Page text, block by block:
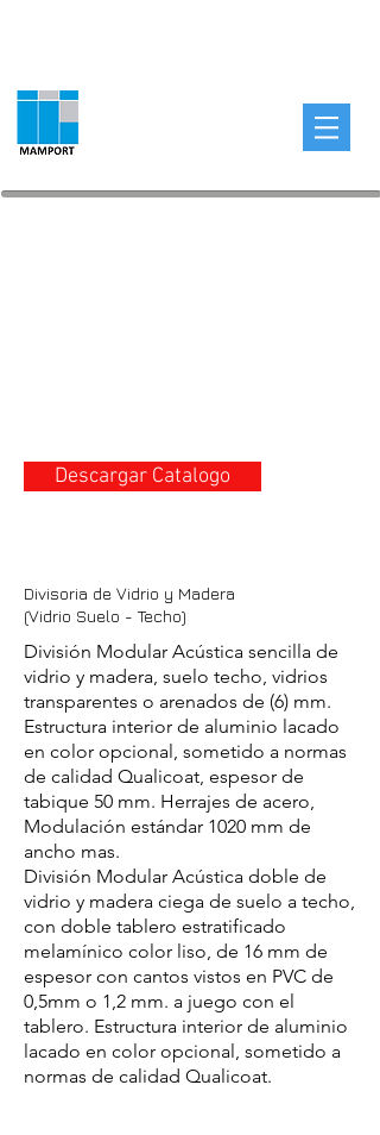
Descargar Catalogo
Divisoria de Vidrio y Madera
(Vidrio Suelo - Techo)
División Modular Acústica sencilla de
vidrio y madera, suelo techo, vidrios
transparentes o arenados de (6) mm.
Estructura interior de aluminio lacado
en color opcional, sometido a normas
de calidad Qualicoat, espesor de
tabique 50 mm. Herrajes de acero,
Modulación estándar 1020 mm de
ancho mas.
División Modular Acústica doble de
vidrio y madera ciega de suelo a techo,
con doble tablero estratificado
melamínico color liso, de 16 mm de
espesor con cantos vistos en PVC de
0,5mm o 1,2 mm. a juego con el
tablero. Estructura interior de aluminio
lacado en color opcional, sometido a
normas de calidad Qualicoat.